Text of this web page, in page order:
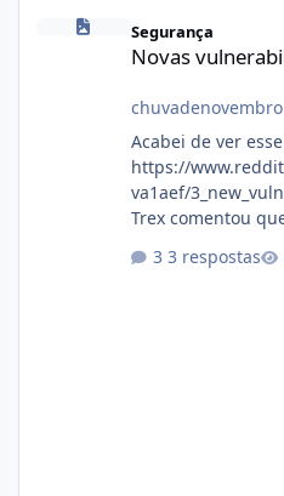
Novas vulnerabilidades no cPanel
Segurança
Novas
chuvadenovembro
Acabei de ver
https://
va1aef/
Trex comentou
3 respostas